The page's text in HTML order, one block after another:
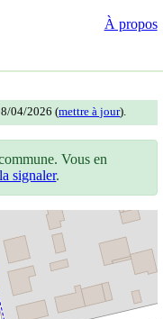
À propos
04/2026 (mettre à jour).
Vous en
signaler.